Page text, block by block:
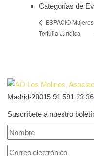
Categorías de
ESPACIO
Tertulia Jurídica
Madrid-28015 91 591 23 36
Suscríbete a nuestro